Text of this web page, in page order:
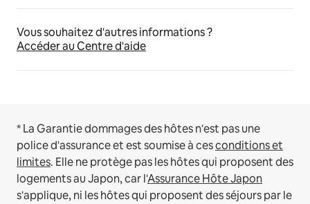
Vous souhaitez d'autres informations ?
Accéder au Centre d'aide
* La Garantie dommages des hôtes n'est pas une
police d'assurance et est soumise à cesconditions et
limites. Elle ne protège pas les hôtes qui proposent des
logements au Japon, car l'Assurance Hôte Japon
s'applique, ni les hôtes qui proposent des séjours par le